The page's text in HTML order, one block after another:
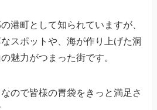
港町として知られていますが、
スポットや、海が作り上げた洞
魅力がつまった街です。
ので皆様の胃袋をきっと満足さ